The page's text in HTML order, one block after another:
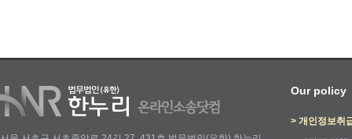
Our policy
> 개인정보취